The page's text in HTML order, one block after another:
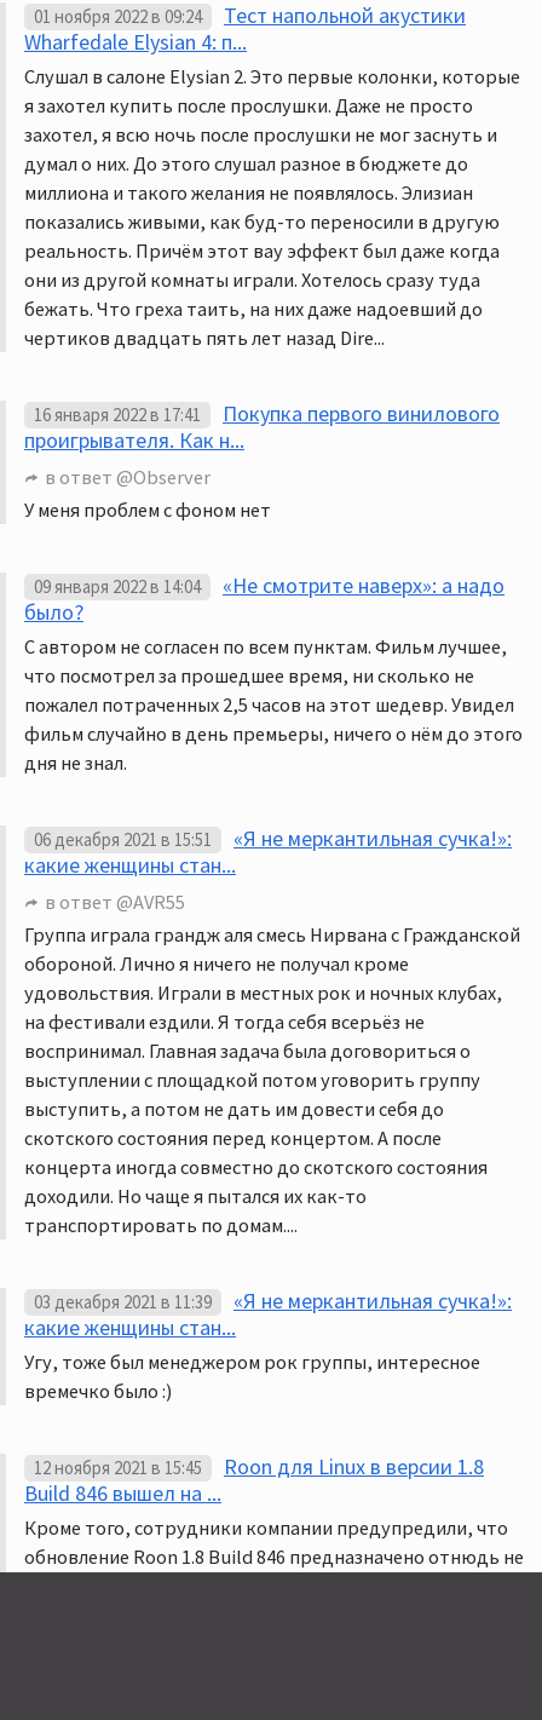
01 ноября 2022 в 09:24
Тест напольной акустики
Wharfedale Elysian 4: п...
Слушал в салоне Elysian 2. Это первые колонки, которые
я захотел купить после прослушки. Даже не просто
захотел, я всю ночь после прослушки не мог заснуть и
думал о них. До этого слушал разное в бюджете до
миллиона и такого желания не появлялось. Элизиан
показались живыми, как буд-то переносили в другую
реальность. Причём этот вау эффект был даже когда
они из другой комнаты играли. Хотелось сразу туда
бежать. Что греха таить, на них даже надоевший до
чертиков двадцать пять лет назад Dire...
16 января 2022 в 17:41
Покупка первого винилового
проигрывателя. Как н...
в ответ @Observer
У меня проблем с фоном нет
09 января 2022 в 14:04
«Не смотрите наверх»: а надо
было?
С автором не согласен по всем пунктам. Фильм лучшее,
что посмотрел за прошедшее время, ни сколько не
пожалел потраченных 2,5 часов на этот шедевр. Увидел
фильм случайно в день премьеры, ничего о нём до этого
дня не знал.
06 декабря 2021 в 15:51
«Я не меркантильная сучка!»:
какие женщины стан...
в ответ @AVR55
Группа играла грандж аля смесь Нирвана с Гражданской
обороной. Лично я ничего не получал кроме
удовольствия. Играли в местных рок и ночных клубах,
на фестивали ездили. Я тогда себя всерьёз не
воспринимал. Главная задача была договориться о
выступлении с площадкой потом уговорить группу
выступить, а потом не дать им довести себя до
скотского состояния перед концертом. А после
концерта иногда совместно до скотского состояния
доходили. Но чаще я пытался их как-то
транспортировать по домам....
03 декабря 2021 в 11:39
«Я не меркантильная сучка!»:
какие женщины стан...
Угу, тоже был менеджером рок группы, интересное
времечко было :)
12 ноября 2021 в 15:45
Roon для Linux в версии 1.8
Build 846 вышел на ...
Кроме того, сотрудники компании предупредили, что
обновление Roon 1.8 Build 846 предназначено отнюдь не